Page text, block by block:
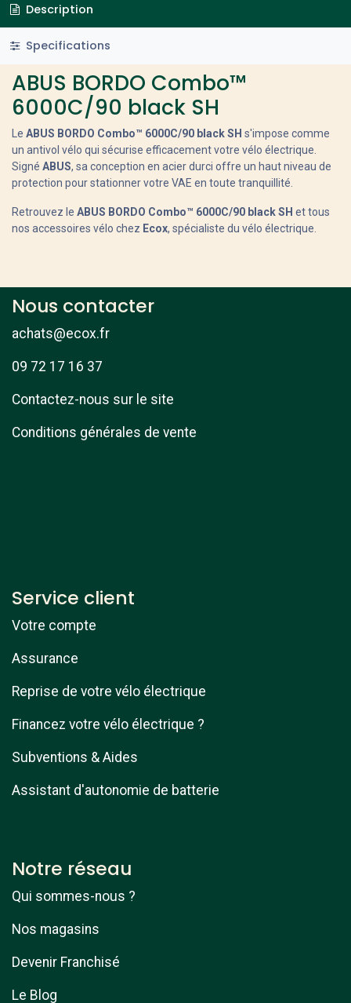
Description
Specifications
ABUS BORDO Combo™
6000C/90 black SH
Le ABUS BORDO Combo™ 6000C/90 black SH s'impose comme
un antivol vélo qui sécurise efficacement votre vélo électrique.
Signé ABUS, sa conception en acier durci offre un haut niveau de
protection pour stationner votre VAE en toute tranquillité.
Retrouvez le ABUS BORDO Combo™ 6000C/90 black SH et tous
nos accessoires vélo chez Ecox, spécialiste du vélo électrique.
Nous contacter
achats@ecox.fr
09 72 17 16 37
Contactez-nous sur le site
Conditions générales de vente
Service client
Votre compte
Assurance
Reprise de votre vélo électrique
Financez votre vélo électrique ?
Subventions & Aides
Assistant d'autonomie de batterie
Notre réseau
Qui sommes-nous ?
Nos magasins
Devenir Franchisé
Le Blog